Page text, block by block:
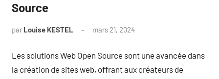
Source
par Louise KESTEL mars 21, 2024
Les solutions Web Open Source sont une avancée dans
la création de sites web, offrant aux créateurs de